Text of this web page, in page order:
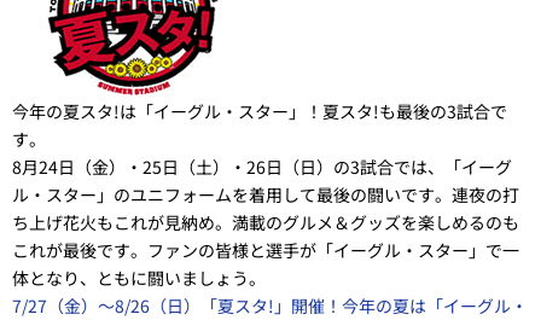
今年の夏スタ!は「イーグル・スター」！夏スタ!も最後の3試合で
す。
8月24日（金）・25日（土）・26日（日）の3試合では、「イーグ
ル・スター」のユニフォームを着用して最後の闘いです。連夜の打
ち上げ花火もこれが見納め。満載のグルメ＆グッズを楽しめるのも
これが最後です。ファンの皆様と選手が「イーグル・スター」で一
体となり、ともに闘いましょう。
7/27（金）～8/26（日）「夏スタ!」開催！今年の夏は「イーグル・